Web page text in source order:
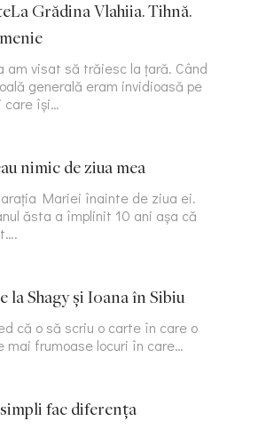
Grădina Vlahiia. Tihnă.
am visat să trăiesc la țară. Când
generală eram invidioasă pe
care își…
nimic de ziua mea
Mariei înainte de ziua ei.
ăsta a împlinit 10 ani așa că
la Shagy și Ioana în Sibiu
că o să scriu o carte în care o
mai frumoase locuri în care…
fac diferența